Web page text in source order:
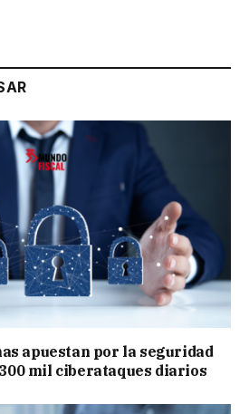
apuestan por la seguridad
mil ciberataques diarios